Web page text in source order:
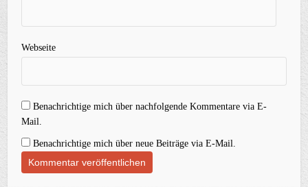
Webseite
Benachrichtige mich über nachfolgende Kommentare via E-
Mail.
Benachrichtige mich über neue Beiträge via E-Mail.